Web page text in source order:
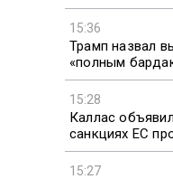
15:36
Трамп назвал
«полным
15:28
Каллас
санкциях ЕС
15:27